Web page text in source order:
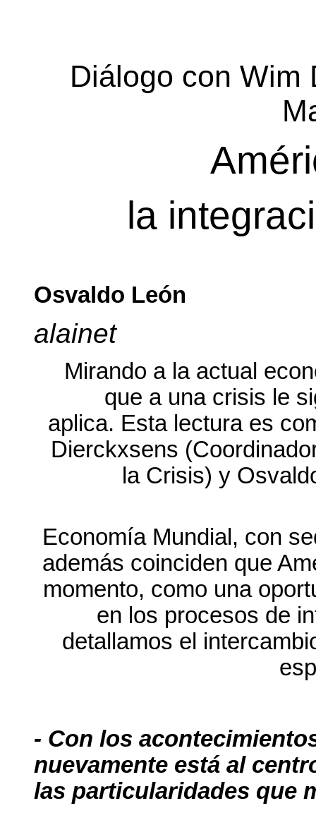
Diálogo con Wim
la
Osvaldo León
alainet
Mirando a la actual
que a una crisis le
aplica. Esta lectura es
Dierckxsens
la Crisis) y
Economía Mundial, con
además coinciden que
momento, como una
en los procesos de
detallamos el
- Con los
nuevamente está al
las particularidades que